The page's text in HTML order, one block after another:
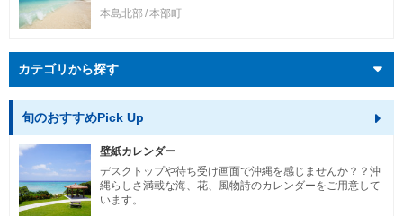
本島北部 本部町
カテゴリから探す
旬のおすすめPick Up
壁紙カレンダー
デスクトップや待ち受け画面で沖縄を感じませんか？？沖
縄らしさ満載な海、花、風物詩のカレンダーをご用意して
います。